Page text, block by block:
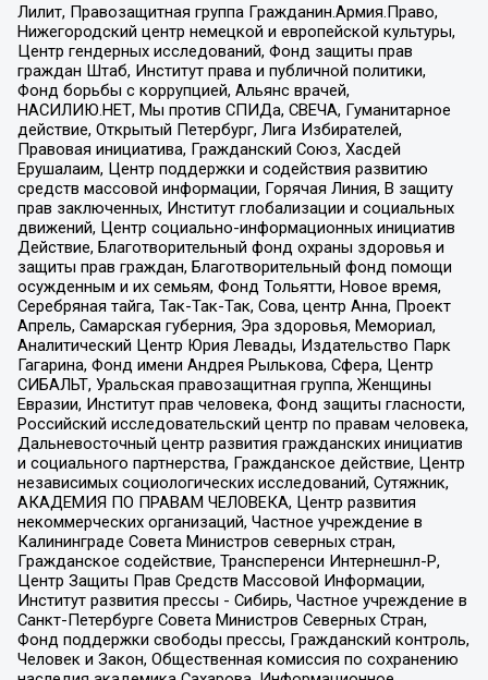
Лилит, Правозащитная группа Гражданин.Армия.Право,
Нижегородский центр немецкой и европейской культуры,
Центр гендерных исследований, Фонд защиты прав
граждан Штаб, Институт права и публичной политики,
Фонд борьбы с коррупцией, Альянс врачей,
НАСИЛИЮ.НЕТ, Мы против СПИДа, СВЕЧА, Гуманитарное
действие, Открытый Петербург, Лига Избирателей,
Правовая инициатива, Гражданский Союз, Хасдей
Ерушалаим, Центр поддержки и содействия развитию
средств массовой информации, Горячая Линия, В защиту
прав заключенных, Институт глобализации и социальных
движений, Центр социально-информационных инициатив
Действие, Благотворительный фонд охраны здоровья и
защиты прав граждан, Благотворительный фонд помощи
осужденным и их семьям, Фонд Тольятти, Новое время,
Серебряная тайга, Так-Так-Так, Сова, центр Анна, Проект
Апрель, Самарская губерния, Эра здоровья, Мемориал,
Аналитический Центр Юрия Левады, Издательство Парк
Гагарина, Фонд имени Андрея Рылькова, Сфера, Центр
СИБАЛЬТ, Уральская правозащитная группа, Женщины
Евразии, Институт прав человека, Фонд защиты гласности,
Российский исследовательский центр по правам человека,
Дальневосточный центр развития гражданских инициатив
и социального партнерства, Гражданское действие, Центр
независимых социологических исследований, Сутяжник,
АКАДЕМИЯ ПО ПРАВАМ ЧЕЛОВЕКА, Центр развития
некоммерческих организаций, Частное учреждение в
Калининграде Совета Министров северных стран,
Гражданское содействие, Трансперенси Интернешнл-Р,
Центр Защиты Прав Средств Массовой Информации,
Институт развития прессы - Сибирь, Частное учреждение в
Санкт-Петербурге Совета Министров Северных Стран,
Фонд поддержки свободы прессы, Гражданский контроль,
Человек и Закон, Общественная комиссия по сохранению